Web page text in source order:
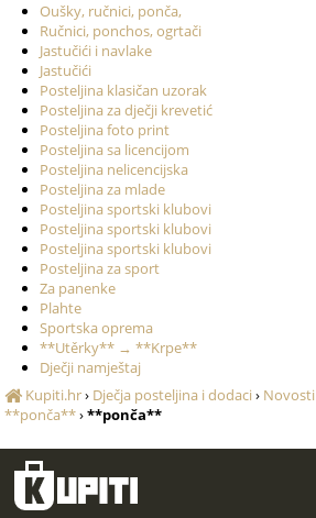
Oušky, ručnici, ponča,
Ručnici, ponchos, ogrtači
Jastučići i navlake
Jastučići
Posteljina klasičan uzorak
Posteljina za dječji krevetić
Posteljina foto print
Posteljina sa licencijom
Posteljina nelicencijska
Posteljina za mlade
Posteljina sportski klubovi
Posteljina sportski klubovi
Posteljina sportski klubovi
Posteljina za sport
Za panenke
Plahte
Sportska oprema
**Utěrky** → **Krpe**
Dječji namještaj
Kupiti.hr› Dječja posteljina i dodaci› Novosti
**ponča**›**ponča**